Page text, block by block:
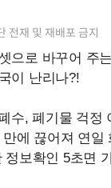
전재 및 재배포 금지